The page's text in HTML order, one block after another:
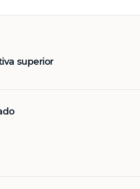
superior